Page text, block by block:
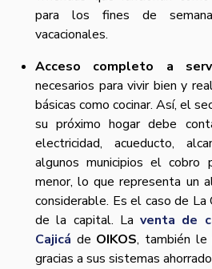
para los fines de
vacacionales.
Acceso completo a
necesarios para vivir bien y
básicas como cocinar. Así, el
su próximo hogar debe
electricidad, acueducto,
algunos municipios el cobro
menor, lo que representa un
considerable. Es el caso de
de la capital. La venta de
Cajicá de OIKOS, también le
gracias a sus sistemas